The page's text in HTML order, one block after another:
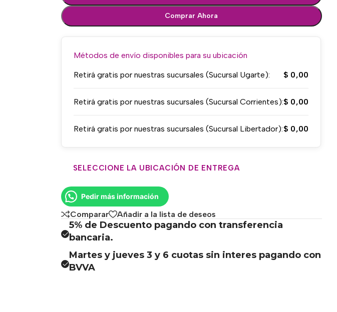
Comprar Ahora
Métodos de envío disponibles para su ubicación
Retirá gratis por nuestras sucursales (Sucursal Ugarte): $ 0,00
Retirá gratis por nuestras sucursales (Sucursal Corrientes):$ 0,00
Retirá gratis por nuestras sucursales (Sucursal Libertador):$ 0,00
SELECCIONE LA UBICACIÓN DE ENTREGA
Pedir más información
Comparar Añadir a la lista de deseos
5% de Descuento pagando con transferencia
bancaria.
Martes y jueves 3 y 6 cuotas sin interes pagando con
BVVA